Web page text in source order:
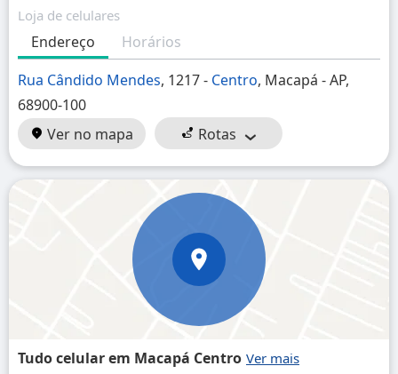
Loja de celulares
Endereço
Horários
Rua Cândido Mendes, 1217 - Centro, Macapá - AP,
68900-100
Ver no mapa
Rotas
Tudo celular em Macapá Centro